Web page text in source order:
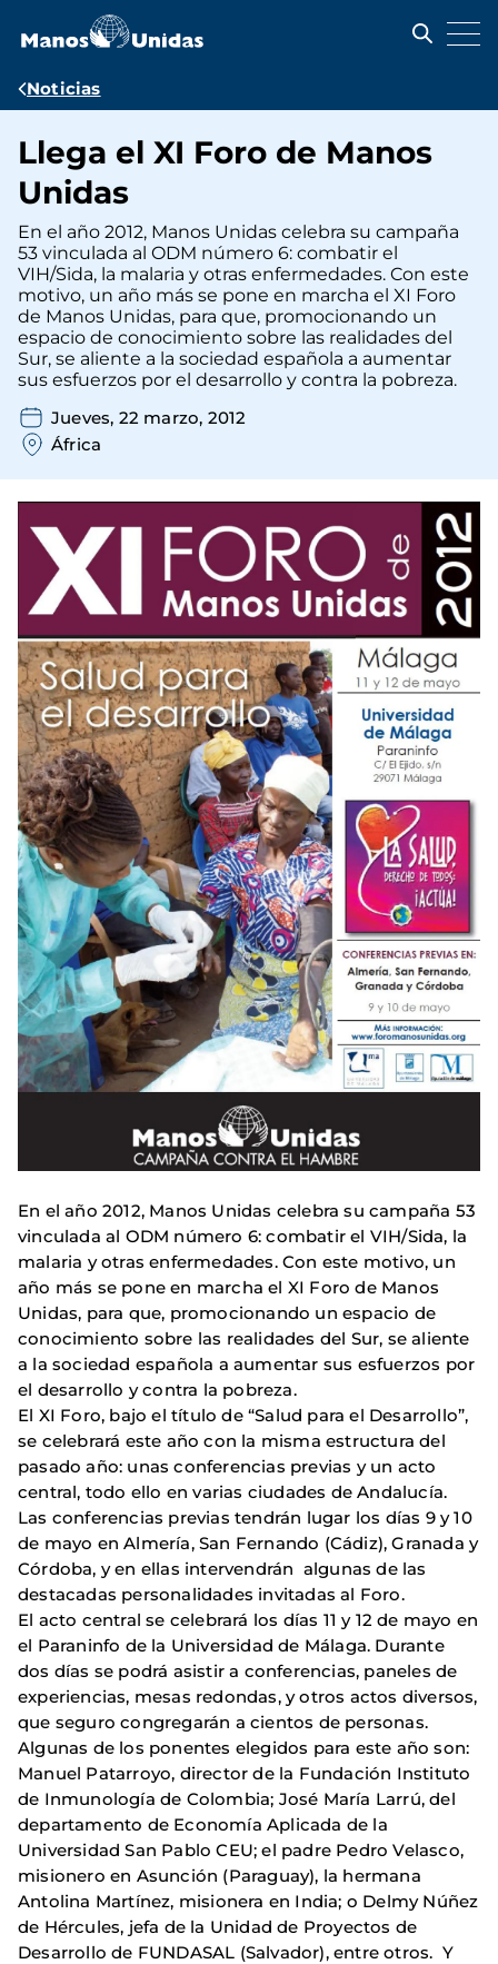
contenido
Ruta
navegación
Noticias
Llega el XI Foro de Manos
Unidas
En el año 2012, Manos Unidas celebra su campaña
53 vinculada al ODM número 6: combatir el
VIH/Sida, la malaria y otras enfermedades. Con este
motivo, un año más se pone en marcha el XI Foro
de Manos Unidas, para que, promocionando un
espacio de conocimiento sobre las realidades del
Sur, se aliente a la sociedad española a aumentar
sus esfuerzos por el desarrollo y contra la pobreza.
Jueves, 22 marzo, 2012
África
En el año 2012, Manos Unidas celebra su campaña 53
vinculada al ODM número 6: combatir el VIH/Sida, la
malaria y otras enfermedades. Con este motivo, un
año más se pone en marcha el XI Foro de Manos
Unidas, para que, promocionando un espacio de
conocimiento sobre las realidades del Sur, se aliente
a la sociedad española a aumentar sus esfuerzos por
el desarrollo y contra la pobreza.
El XI Foro, bajo el título de “Salud para el Desarrollo”,
se celebrará este año con la misma estructura del
pasado año: unas conferencias previas y un acto
central, todo ello en varias ciudades de Andalucía.
Las conferencias previas tendrán lugar los días 9 y 10
de mayo en Almería, San Fernando (Cádiz), Granada y
Córdoba, y en ellas intervendrán algunas de las
destacadas personalidades invitadas al Foro.
El acto central se celebrará los días 11 y 12 de mayo en
el Paraninfo de la Universidad de Málaga. Durante
dos días se podrá asistir a conferencias, paneles de
experiencias, mesas redondas, y otros actos diversos,
que seguro congregarán a cientos de personas.
Algunas de los ponentes elegidos para este año son:
Manuel Patarroyo, director de la Fundación Instituto
de Inmunología de Colombia; José María Larrú, del
departamento de Economía Aplicada de la
Universidad San Pablo CEU; el padre Pedro Velasco,
misionero en Asunción (Paraguay), la hermana
Antolina Martínez, misionera en India; o Delmy Núñez
de Hércules, jefa de la Unidad de Proyectos de
Desarrollo de FUNDASAL (Salvador), entre otros. Y